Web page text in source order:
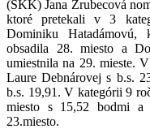
(ŠKK) Jana Zrubecová
ktoré pretekali v 3
Dominiku
obsadila 28. miesto a
umiestnila na 29. mieste.
Laure Debnárovej s b.s.
b.s. 19,91. V kategórii 9
miesto s 15,52 bodmi
23.miesto.